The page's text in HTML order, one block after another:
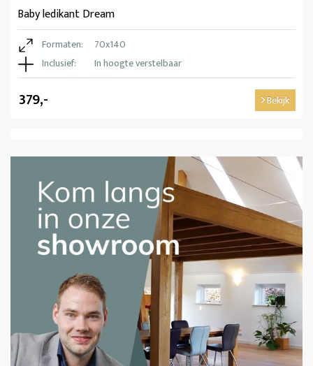
Baby ledikant Dream
Formaten:
70x140
Inclusief:
In hoogte verstelbaar
379,- Bekijk